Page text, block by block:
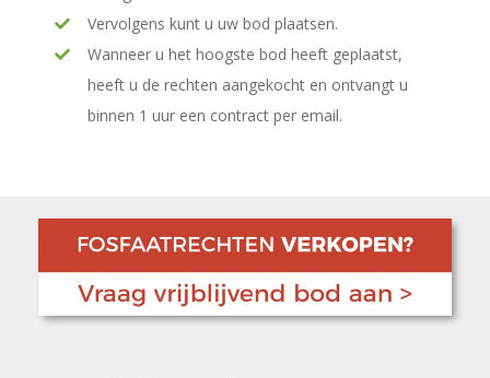
Vervolgens kunt u uw bod plaatsen.
Wanneer u het hoogste bod heeft geplaatst,
heeft u de rechten aangekocht en ontvangt u
binnen 1 uur een contract per email.